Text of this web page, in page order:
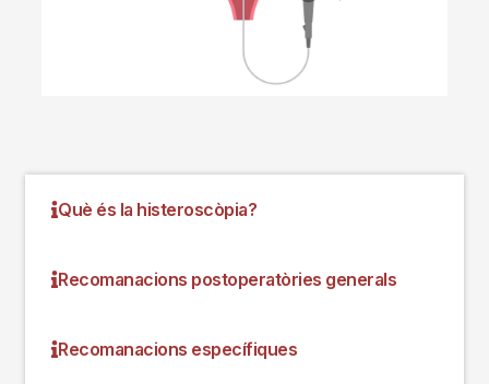
Què és la histeroscòpia?
Recomanacions postoperatòries generals
Recomanacions específiques